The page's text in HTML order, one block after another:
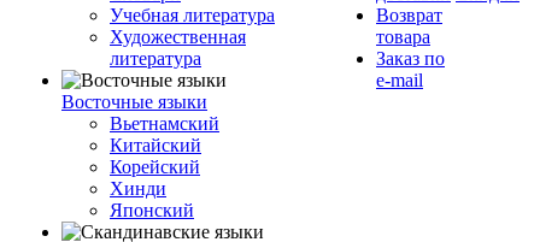
Учебная литература
Художественная
литература
Восточные языки
Вьетнамский
Китайский
Корейский
Хинди
Японский
Возврат
товара
Заказ по
e-mail